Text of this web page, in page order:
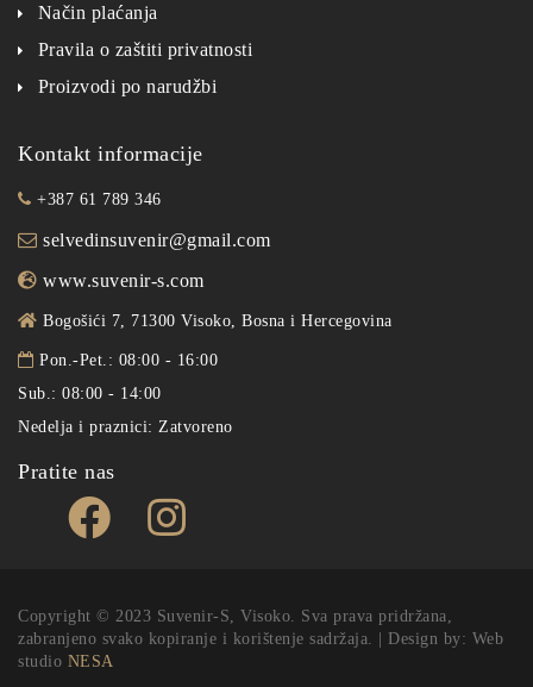
Način plaćanja
Pravila o zaštiti privatnosti
Proizvodi po narudžbi
Kontakt informacije
+387 61 789 346
selvedinsuvenir@gmail.com
www.suvenir-s.com
Bogošići 7, 71300 Visoko, Bosna i Hercegovina
Pon.-Pet.: 08:00 - 16:00
Sub.: 08:00 - 14:00
Nedelja i praznici: Zatvoreno
Pratite nas
Copyright © 2023 Suvenir-S, Visoko. Sva prava pridržana,
zabranjeno svako kopiranje i korištenje sadržaja. | Design by: Web
studio NESA